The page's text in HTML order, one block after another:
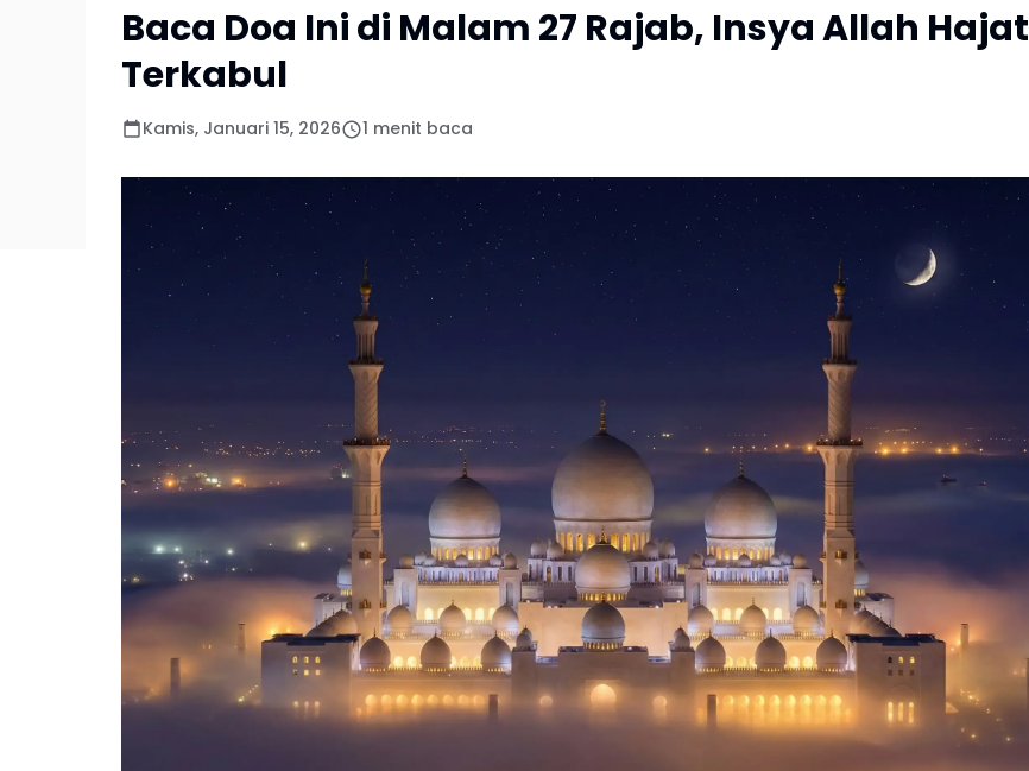
Baca Doa Ini di Malam 27 Rajab, Insya Allah Hajat
Terkabul
Kamis, Januari 15, 2026 1 menit baca